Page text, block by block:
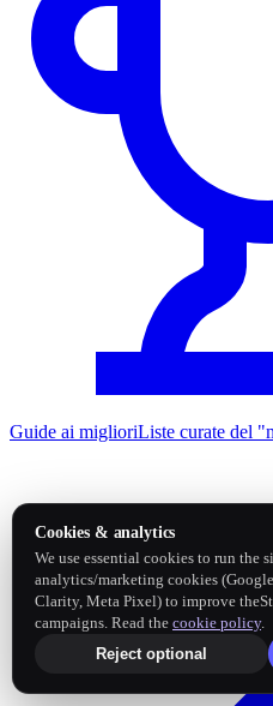
Guide ai miglioriListe curate del
Cookies & analytics
We use essential cookies to run the
analytics/marketing cookies
Clarity, Meta Pixel) to improve
campaigns. Read the cookie policy.
Reject optional